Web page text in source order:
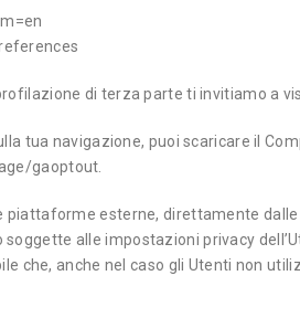
di terza parte ti invitiamo a
tua navigazione, puoi scaricare il
gaoptout.
esterne, direttamente dalle
alle impostazioni privacy
che, anche nel caso gli Utenti non